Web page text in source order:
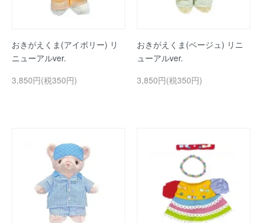
おきがえくま(アイボリー) リ
ニューアルver.
3,850円(税350円)
おきがえくま(ベージュ) リニ
ューアルver.
3,850円(税350円)